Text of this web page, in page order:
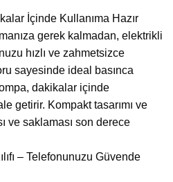
İçinde Kullanıma Hazır
gerek kalmadan, elektrikli
hızlı ve zahmetsizce
sayesinde ideal basınca
dakikalar içinde
getirir. Kompakt tasarımı ve
ve saklaması son derece
– Telefonunuzu Güvende